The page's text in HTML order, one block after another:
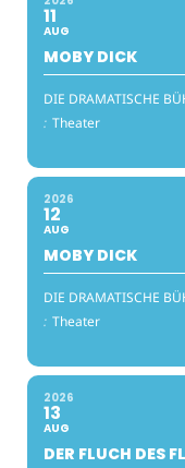
11
AUG
MOBY DICK
DIE DRAMATISCHE
: Theater
2026
12
AUG
MOBY DICK
DIE DRAMATISCHE
: Theater
2026
13
AUG
DER FLUCH DES